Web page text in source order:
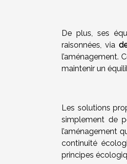
De plus, ses
raisonnées, via
l’aménagement.
maintenir un
Les solutions
simplement de
l’aménagement
continuité
principes